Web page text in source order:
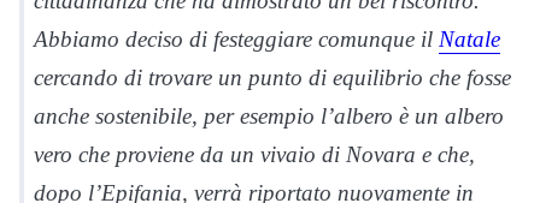
Abbiamo deciso di festeggiare comunque il Natale
cercando di trovare un punto di equilibrio che fosse
anche sostenibile, per esempio l’albero è un albero
vero che proviene da un vivaio di Novara e che,
dopo l’Epifania, verrà riportato nuovamente in